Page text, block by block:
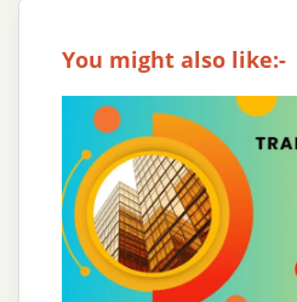
You might also like:-